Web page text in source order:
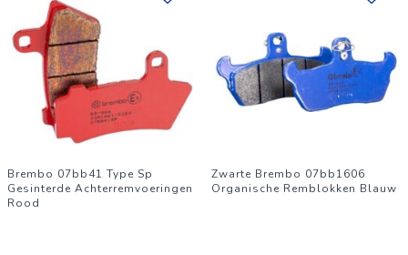
Brembo 07bb41 Type Sp
Gesinterde Achterremvoeringen
Rood
Zwarte Brembo 07bb1606
Organische Remblokken Blauw